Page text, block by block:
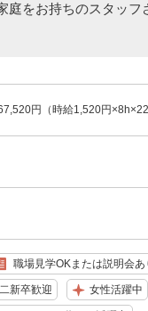
庭をお持ちのスタッフ
円（時給1,520円
職場見学OKまたは説明会あ
新卒歓迎 女性活躍中